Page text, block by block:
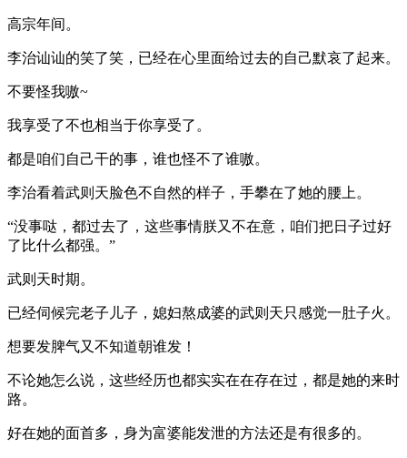
高宗年间。
李治讪讪的笑了笑，已经在心里面给过去的自己默哀了起来。
不要怪我嗷~
我享受了不也相当于你享受了。
都是咱们自己干的事，谁也怪不了谁嗷。
李治看着武则天脸色不自然的样子，手攀在了她的腰上。
“没事哒，都过去了，这些事情朕又不在意，咱们把日子过好
了比什么都强。”
武则天时期。
已经伺候完老子儿子，媳妇熬成婆的武则天只感觉一肚子火。
想要发脾气又不知道朝谁发！
不论她怎么说，这些经历也都实实在在存在过，都是她的来时
路。
好在她的面首多，身为富婆能发泄的方法还是有很多的。